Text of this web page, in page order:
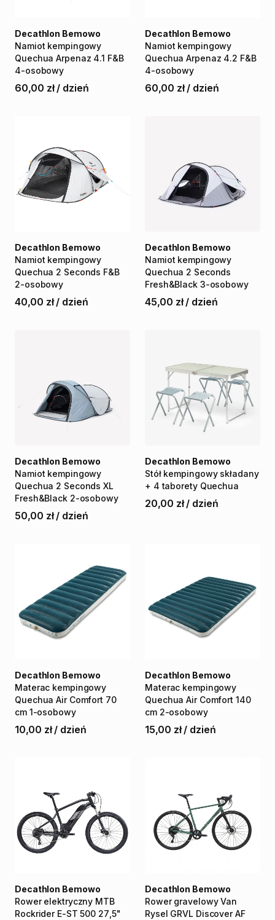
Namiot kempingowy
Quechua Arpenaz 4.1 F&B
4-osobowy
Decathlon Bemowo
60,00 zł / dzień
Namiot kempingowy
Quechua Arpenaz 4.2 F&B
4-osobowy
Decathlon Bemowo
60,00 zł / dzień
Namiot kempingowy
Quechua 2 Seconds F&B
2-osobowy
Decathlon Bemowo
40,00 zł / dzień
Namiot kempingowy
Quechua 2 Seconds
Fresh&Black 3-osobowy
Decathlon Bemowo
45,00 zł / dzień
Namiot kempingowy
Quechua 2 Seconds XL
Fresh&Black 2-osobowy
Decathlon Bemowo
50,00 zł / dzień
Stół kempingowy składany
+ 4 taborety Quechua
Decathlon Bemowo
20,00 zł / dzień
Materac kempingowy
Quechua Air Comfort 70
cm 1-osobowy
Decathlon Bemowo
10,00 zł / dzień
Materac kempingowy
Quechua Air Comfort 140
cm 2-osobowy
Decathlon Bemowo
15,00 zł / dzień
Rower elektryczny MTB
Rockrider E-ST 500 27 5"
Decathlon Bemowo
Rower gravelowy Van
Rysel GRVL Discover AF
Decathlon Bemowo